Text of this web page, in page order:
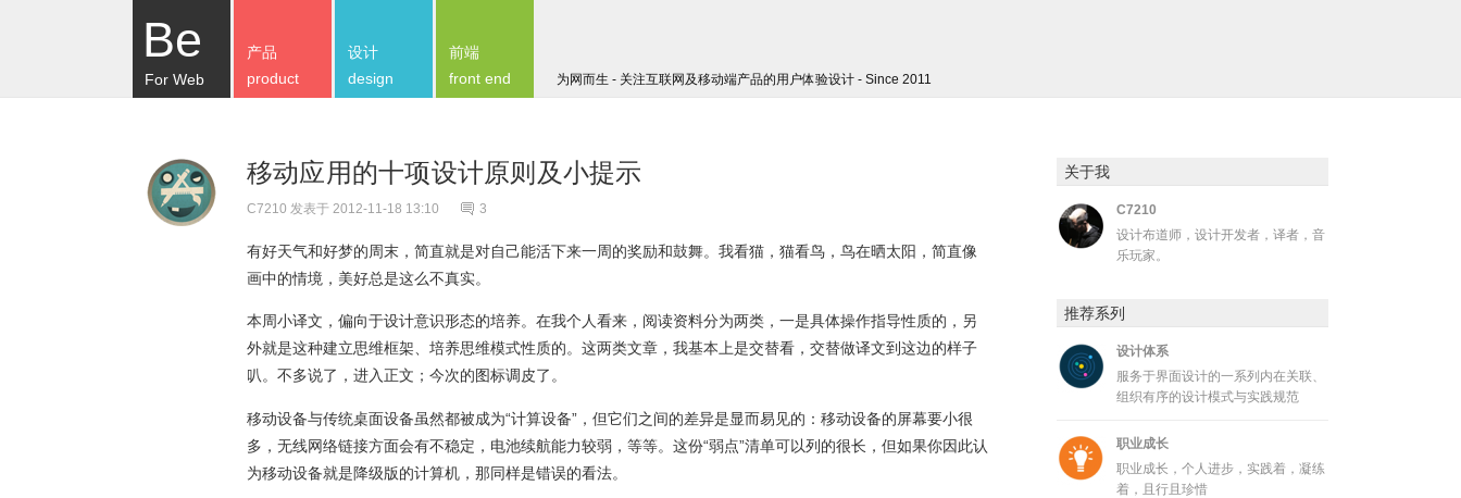
Be
For Web 为网而生 - 关注互联网及移动端产品的用户体验设计 - Since 2011
产品
product
设计
design
前端
front end
移动应用的十项设计原则及小提示
C7210 发表于 2012-11-18 13:10 3
有好天气和好梦的周末，简直就是对自己能活下来一周的奖励和鼓舞。我看猫，猫看鸟，鸟在晒太阳，简直像
画中的情境，美好总是这么不真实。
本周小译文，偏向于设计意识形态的培养。在我个人看来，阅读资料分为两类，一是具体操作指导性质的，另
外就是这种建立思维框架、培养思维模式性质的。这两类文章，我基本上是交替看，交替做译文到这边的样子
叭。不多说了，进入正文；今次的图标调皮了。
移动设备与传统桌面设备虽然都被成为“计算设备”，但它们之间的差异是显而易见的：移动设备的屏幕要小很
多，无线网络链接方面会有不稳定，电池续航能力较弱，等等。这份“弱点”清单可以列的很长，但如果你因此认
为移动设备就是降级版的计算机，那同样是错误的看法。
关于我
C7210
设计布道师，设计开发者，译者，音
乐玩家。
推荐系列
设计体系
服务于界面设计的一系列内在关联、
组织有序的设计模式与实践规范
职业成长
职业成长，个人进步，实践着，凝练
着，且行且珍惜